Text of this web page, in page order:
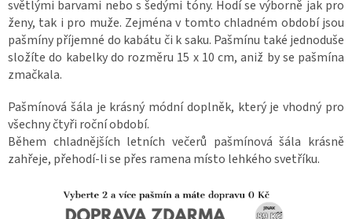
světlými barvami nebo s šedými tóny. Hodí se výborně jak pro
ženy, tak i pro muže. Zejména v tomto chladném období jsou
pašmíny příjemné do kabátu či k saku. Pašmínu také jednoduše
složíte do kabelky do rozměru 15 x 10 cm, aniž by se pašmína
zmačkala.
Pašmínová šála je krásný módní doplněk, který je vhodný pro
všechny čtyři roční období.
Během chladnějších letních večerů pašmínová šála krásně
zahřeje, přehodí-li se přes ramena místo lehkého svetříku.